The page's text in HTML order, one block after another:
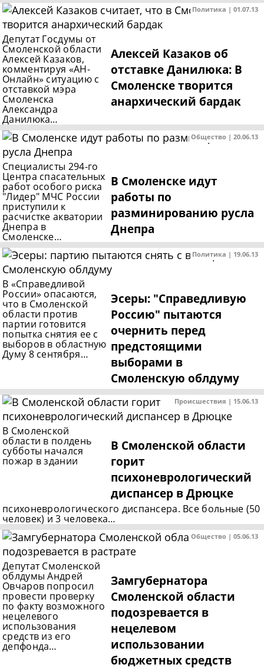
Политика | 01.07.13
Алексей Казаков об
отставке Данилюка: В
Смоленске творится
анархический бардак
Депутат Госдумы от
Смоленской области
Алексей Казаков,
комментируя «АН-
Онлайн» ситуацию с
отставкой мэра
Смоленска
Александра
Данилюка…
Общество | 20.06.13
В Смоленске идут
работы по
разминированию русла
Днепра
Специалисты 294-го
Центра спасательных
работ особого риска
"Лидер" МЧС России
приступили к
расчистке акватории
Днепра в
Смоленске…
Политика | 19.06.13
Эсеры: "Справедливую
Россию" пытаются
очернить перед
предстоящими
выборами в
Смоленскую облдуму
В «Справедливой
России» опасаются,
что в Смоленской
области против
партии готовится
попытка снятия ее с
выборов в областную
Думу 8 сентября…
Происшествия | 15.06.13
В Смоленской области
горит
психоневрологический
диcпанcер в Дрюцке
В Смоленской
области в полдень
субботы начался
пожар в здании
психоневрологического диспансера. Все больные (50
человек) и 3 человека…
Общество | 05.06.13
Замгубернатора
Смоленской области
подозревается в
нецелевом
использовании
бюджетных средств
Депутат Смоленской
облдумы Андрей
Овчаров попросил
провести проверку
по факту возможного
нецелевого
использования
средств из его
депфонда…